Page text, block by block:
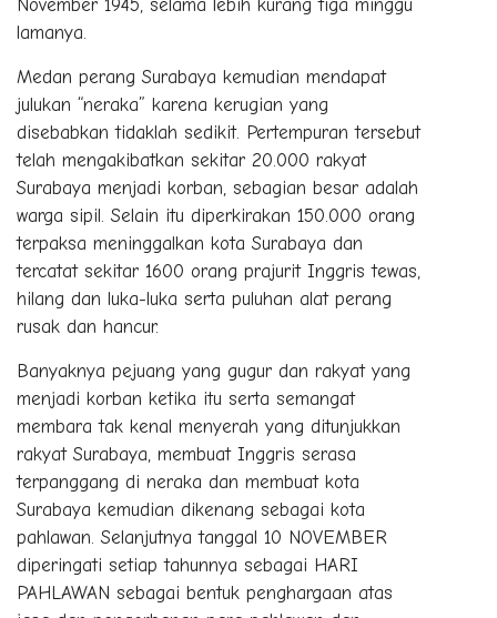
November 1945, selama lebih kurang tiga minggu
lamanya.
Medan perang Surabaya kemudian mendapat
julukan “neraka” karena kerugian yang
disebabkan tidaklah sedikit. Pertempuran tersebut
telah mengakibatkan sekitar 20.000 rakyat
Surabaya menjadi korban, sebagian besar adalah
warga sipil. Selain itu diperkirakan 150.000 orang
terpaksa meninggalkan kota Surabaya dan
tercatat sekitar 1600 orang prajurit Inggris tewas,
hilang dan luka-luka serta puluhan alat perang
rusak dan hancur.
Banyaknya pejuang yang gugur dan rakyat yang
menjadi korban ketika itu serta semangat
membara tak kenal menyerah yang ditunjukkan
rakyat Surabaya, membuat Inggris serasa
terpanggang di neraka dan membuat kota
Surabaya kemudian dikenang sebagai kota
pahlawan. Selanjutnya tanggal 10 NOVEMBER
diperingati setiap tahunnya sebagai HARI
PAHLAWAN sebagai bentuk penghargaan atas